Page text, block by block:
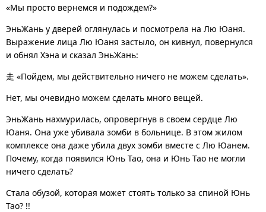
«Мы просто вернемся и подождем?»
ЭньЖань у дверей оглянулась и посмотрела на Лю Юаня.
Выражение лица Лю Юаня застыло, он кивнул, повернулся
и обнял Хэна и сказал ЭньЖань:
走 «Пойдем, мы действительно ничего не можем сделать».
Нет, мы очевидно можем сделать много вещей.
ЭньЖань нахмурилась, опровергнув в своем сердце Лю
Юаня. Она уже убивала зомби в больнице. В этом жилом
комплексе она даже убила двух зомби вместе с Лю Юанем.
Почему, когда появился Юнь Тао, она и Юнь Тао не могли
ничего сделать?
Стала обузой, которая может стоять только за спиной Юнь
Тао? !!